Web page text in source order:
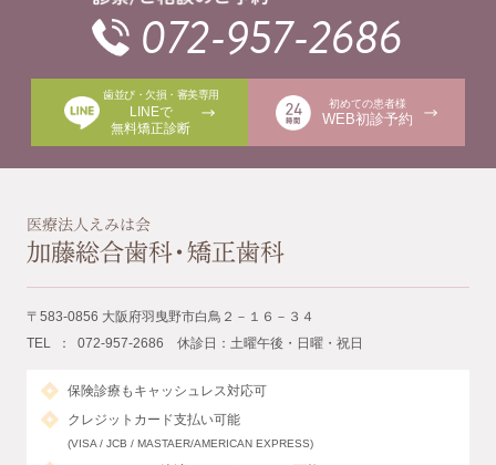
072-957-2686
歯並び・欠損・審美専用
LINEで
無料矯正診断
初めての患者様
WEB初診予約
〒583-0856 大阪府羽曳野市白鳥２－１６－３４
TEL ： 072-957-2686 休診日：土曜午後・日曜・祝日
保険診療もキャッシュレス対応可
クレジットカード支払い可能
(VISA / JCB / MASTAER/AMERICAN EXPRESS)